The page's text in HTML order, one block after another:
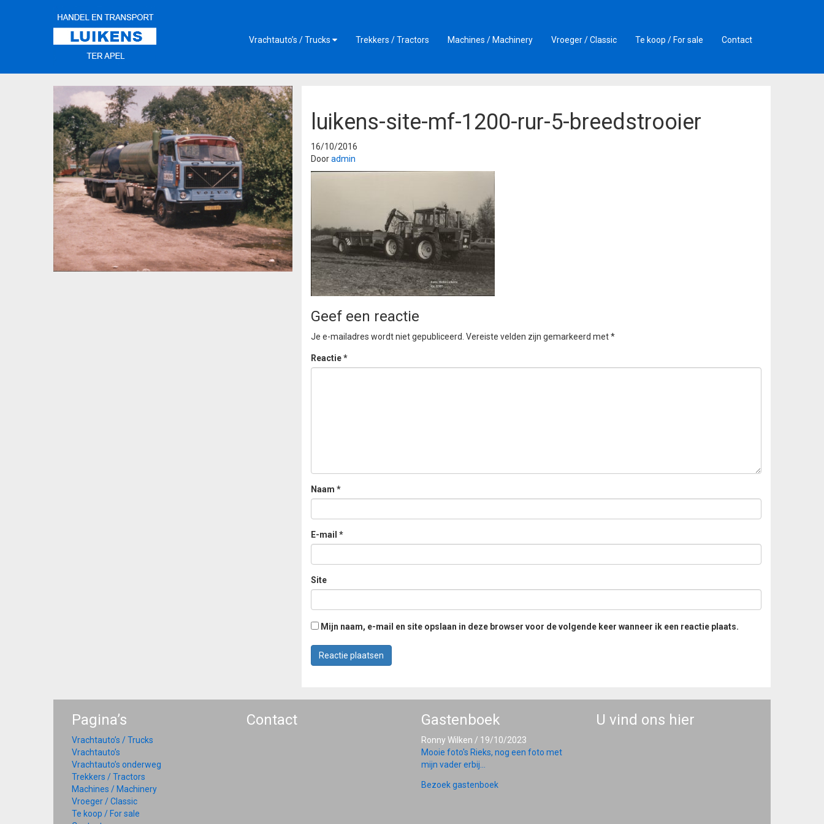
Vrachtauto’s / Trucks Trekkers / Tractors Machines / Machinery Vroeger / Classic Te koop / For sale Contact
luikens-site-mf-1200-rur-5-breedstrooier
16/10/2016
Dooradmin
Geef een reactie
Je e-mailadres wordt niet gepubliceerd. Vereiste velden zijn gemarkeerd met*
Reactie*
Naam *
E-mail *
Site
Mijn naam, e-mail en site opslaan in deze browser voor de volgende keer wanneer ik een reactie plaats.
Pagina’s
Vrachtauto’s / Trucks
Vrachtauto’s
Vrachtauto’s onderweg
Trekkers / Tractors
Machines / Machinery
Vroeger / Classic
Te koop / For sale
Contact Gastenboek
Ronny Wilken / 19/10/2023
Mooie foto's Rieks, nog een foto met
mijn vader erbij...
Bezoek gastenboek
U vind ons hier